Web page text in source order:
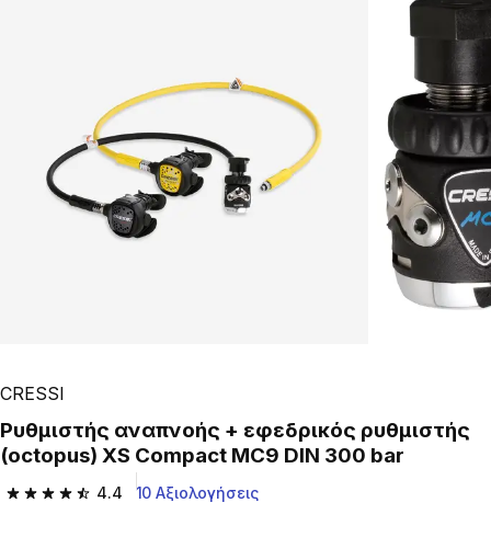
CRESSI
Ρυθμιστής αναπνοής + εφεδρικός ρυθμιστής
(octopus) XS Compact MC9 DIN 300 bar
4.4
4.4 out of 5 stars from 10 reviews
10 Αξιολογήσεις